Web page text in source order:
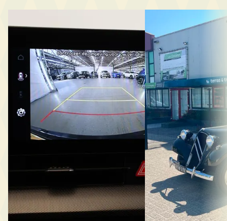
DynamicPlusLine Ed.
€ 32.835
v.a. € 696/mnd
Scherp geprijsd
2023 · 46.139 km · Plug-in hybride ·
Automaat
Wensink Kia Lelystad
Bekijk aanbieding →
Vergelijk
Citroën TRACTION
TRACTION
€ 12.500
v.a. € 265/mnd
1954 · 920 km ·
Handgeschakeld
dvtrading· Dronten
Bekijk aanbieding →
Vergelijk